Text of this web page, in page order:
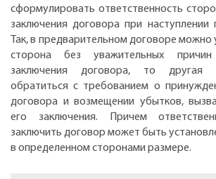
сформулировать ответственность
заключения договора при наступлении
Так, в предварительном договоре можно
сторона без уважительных
заключения договора, то другая
обратиться с требованием о
договора и возмещении убытков,
его заключения. Причем
заключить договор может быть
в определенном сторонами размере.